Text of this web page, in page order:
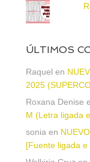
ÚLTIMOS
Raquel en
2025
Roxana Denise
M (Letra ligada
sonia en
[Fuente ligada e